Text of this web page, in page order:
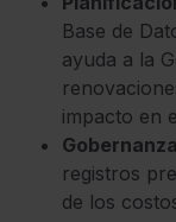
Base de
ayuda a la
impacto en
registros
de los